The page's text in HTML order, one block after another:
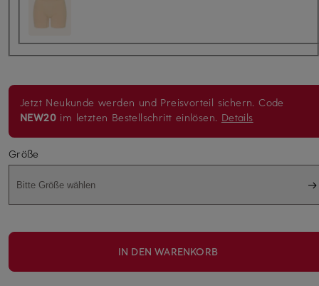
Jetzt Neukunde werden und Preisvorteil sichern. Code
NEW20 im letzten Bestellschritt einlösen. Details
Größe
Bitte Größe wählen
IN DEN WARENKORB